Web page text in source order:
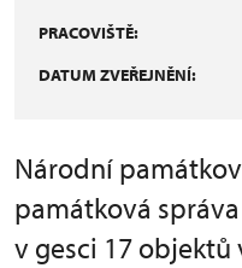
PRACOVIŠTĚ:
DATUM ZVEŘEJNĚNÍ:
Národní
památková
v gesci 17 objektů